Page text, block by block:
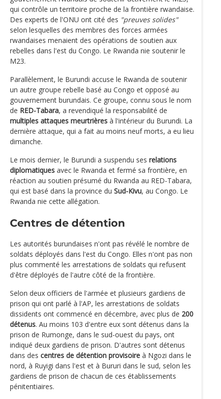
qui contrôle un territoire proche de la frontière rwandaise.
Des experts de l'ONU ont cité des "preuves solides"
selon lesquelles des membres des forces armées
rwandaises menaient des opérations de soutien aux
rebelles dans l'est du Congo. Le Rwanda nie soutenir le
M23.
Parallèlement, le Burundi accuse le Rwanda de soutenir
un autre groupe rebelle basé au Congo et opposé au
gouvernement burundais. Ce groupe, connu sous le nom
de RED-Tabara, a revendiqué la responsabilité de
multiples attaques meurtrières à l'intérieur du Burundi. La
dernière attaque, qui a fait au moins neuf morts, a eu lieu
dimanche.
Le mois dernier, le Burundi a suspendu ses relations
diplomatiques avec le Rwanda et fermé sa frontière, en
réaction au soutien présumé du Rwanda au RED-Tabara,
qui est basé dans la province du Sud-Kivu, au Congo. Le
Rwanda nie cette allégation.
Centres de détention
Les autorités burundaises n'ont pas révélé le nombre de
soldats déployés dans l'est du Congo. Elles n'ont pas non
plus commenté les arrestations de soldats qui refusent
d'être déployés de l'autre côté de la frontière.
Selon deux officiers de l'armée et plusieurs gardiens de
prison qui ont parlé à l'AP, les arrestations de soldats
dissidents ont commencé en décembre, avec plus de 200
détenus. Au moins 103 d'entre eux sont détenus dans la
prison de Rumonge, dans le sud-ouest du pays, ont
indiqué deux gardiens de prison. D'autres sont détenus
dans des centres de détention provisoire à Ngozi dans le
nord, à Ruyigi dans l'est et à Bururi dans le sud, selon les
gardiens de prison de chacun de ces établissements
pénitentiaires.